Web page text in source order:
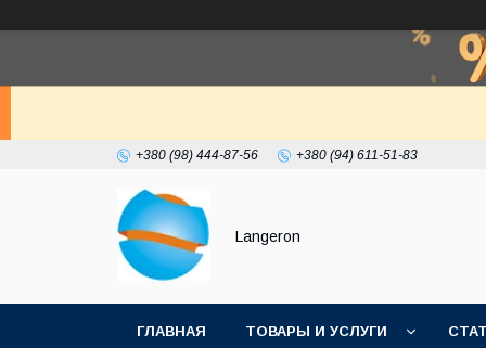
+380 (98) 444-87-56 +380 (94) 611-51-83
Langeron
ГЛАВНАЯ ТОВАРЫ И УСЛУГИ